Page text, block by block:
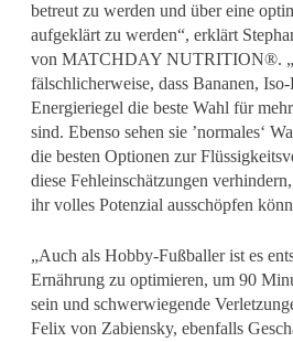
betreut zu werden und über eine
aufgeklärt zu werden“, erklärt
von MATCHDAY NUTRITION®.
fälschlicherweise, dass Bananen,
Energieriegel die beste Wahl für
sind. Ebenso sehen sie ’normales‘
die besten Optionen zur
diese Fehleinschätzungen
ihr volles Potenzial ausschöpfen
„Auch als Hobby-Fußballer ist es
Ernährung zu optimieren, um 90
sein und schwerwiegende
Felix von Zabiensky, ebenfalls